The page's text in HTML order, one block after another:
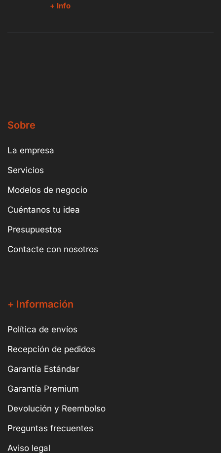
+ Info
Sobre
La empresa
Servicios
Modelos de negocio
Cuéntanos tu idea
Presupuestos
Contacte con nosotros
+ Información
Política de envíos
Recepción de pedidos
Garantía Estándar
Garantía Premium
Devolución y Reembolso
Preguntas frecuentes
Aviso legal